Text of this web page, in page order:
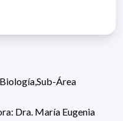
Área
Dra. María Eugenia